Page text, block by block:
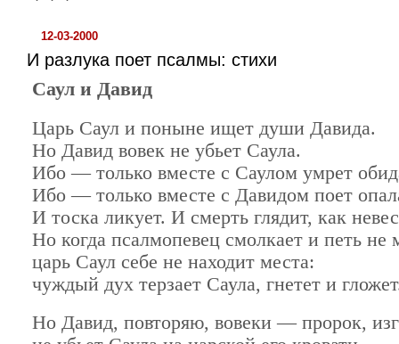
12-03-2000
И разлука поет псалмы: стихи
Саул и Давид
Царь Саул и поныне ищет души Давида.
Но Давид вовек не убьет Саула.
Ибо — только вместе с Саулом умрет
Ибо — только вместе с Давидом поет
И тоска ликует. И смерть глядит, как
Но когда псалмопевец смолкает и петь не
царь Саул себе не находит места:
чуждый дух терзает Саула, гнетет и
Но Давид, повторяю, вовеки — пророк,